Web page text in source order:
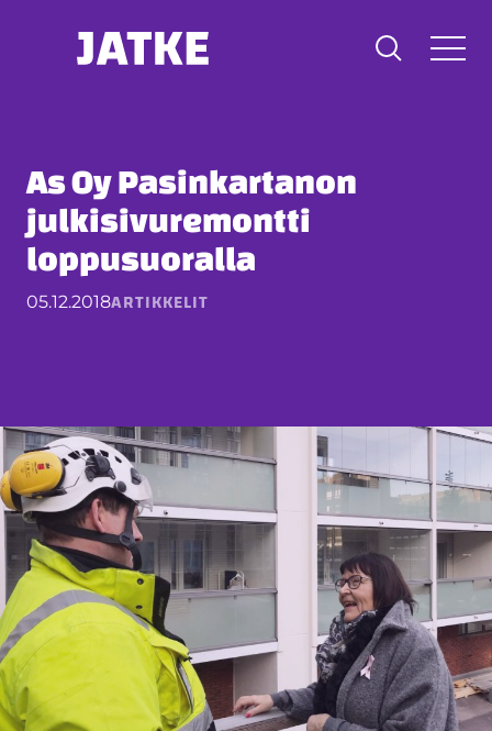
As Oy Pasinkartanon
julkisivuremontti
loppusuoralla
05.12.2018ARTIKKELIT